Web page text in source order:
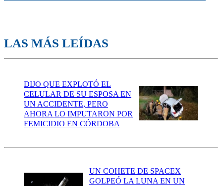
LAS MÁS LEÍDAS
DIJO QUE EXPLOTÓ EL
CELULAR DE SU ESPOSA EN
UN ACCIDENTE, PERO
AHORA LO IMPUTARON POR
FEMICIDIO EN CÓRDOBA
UN COHETE DE SPACEX
GOLPEÓ LA LUNA EN UN